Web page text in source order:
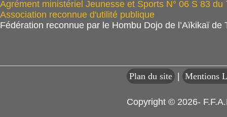
Agrément ministériel Jeunesse et Sports N° 06 S 83
Association reconnue d'utilité publique
Fédération reconnue par le Hombu Dojo de l’Aïkikaï de
Plan du site Mentions
Copyright © 2026-